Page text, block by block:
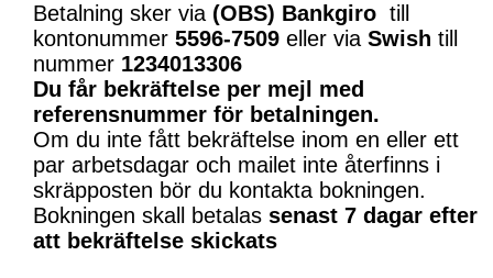
Betalning sker via (OBS) Bankgiro till
kontonummer 5596-7509 eller via Swish till
nummer 1234013306
Du får bekräftelse per mejl med
referensnummer för betalningen.
Om du inte fått bekräftelse inom en eller ett
par arbetsdagar och mailet inte återfinns i
skräpposten bör du kontakta bokningen.
Bokningen skall betalas senast 7 dagar efter
att bekräftelse skickats